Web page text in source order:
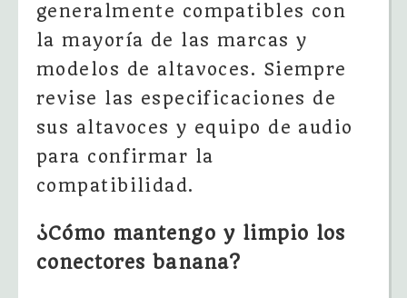
generalmente compatibles con
la mayoría de las marcas y
modelos de altavoces. Siempre
revise las especificaciones de
sus altavoces y equipo de audio
para confirmar la
compatibilidad.
¿Cómo mantengo y limpio los
conectores banana?